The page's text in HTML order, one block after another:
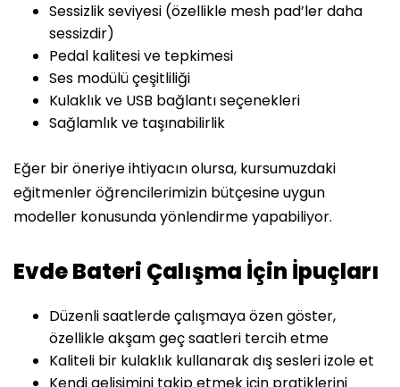
Sessizlik seviyesi (özellikle mesh pad’ler daha
sessizdir)
Pedal kalitesi ve tepkimesi
Ses modülü çeşitliliği
Kulaklık ve USB bağlantı seçenekleri
Sağlamlık ve taşınabilirlik
Eğer bir öneriye ihtiyacın olursa, kursumuzdaki
eğitmenler öğrencilerimizin bütçesine uygun
modeller konusunda yönlendirme yapabiliyor.
Evde Bateri Çalışma İçin İpuçları
Düzenli saatlerde çalışmaya özen göster,
özellikle akşam geç saatleri tercih etme
Kaliteli bir kulaklık kullanarak dış sesleri izole et